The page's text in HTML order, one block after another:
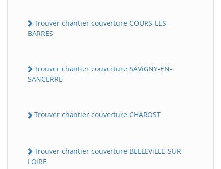
Trouver chantier couverture COURS-LES-
BARRES
Trouver chantier couverture SAViGNY-EN-
SANCERRE
Trouver chantier couverture CHAROST
Trouver chantier couverture BELLEViLLE-SUR-
LOiRE